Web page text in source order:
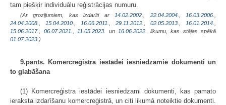
tam piešķir individuālu reģistrācijas numuru.
(Ar grozījumiem, kas izdarīti ar 14.02.2002. 22.04.2004. 16.03.2006.
24.04.2008.
15.04.2010. 16.06.2011. 29.11.2012. 02.05.2013. 16.01.2014.
15.06.2017.
06.07.2021. 11.05.2023. un 16.06.2022 . likumu, kas stājas spēkā
01.07.2023. )
9.pants. Komercreģistra iestādei iesniedzamie dokumenti un
to glabāšana
(1) Komercreģistra iestādei iesniedzami dokumenti, kas pamato
ieraksta izdarīšanu komercreģistrā, un citi likumā noteiktie dokumenti.